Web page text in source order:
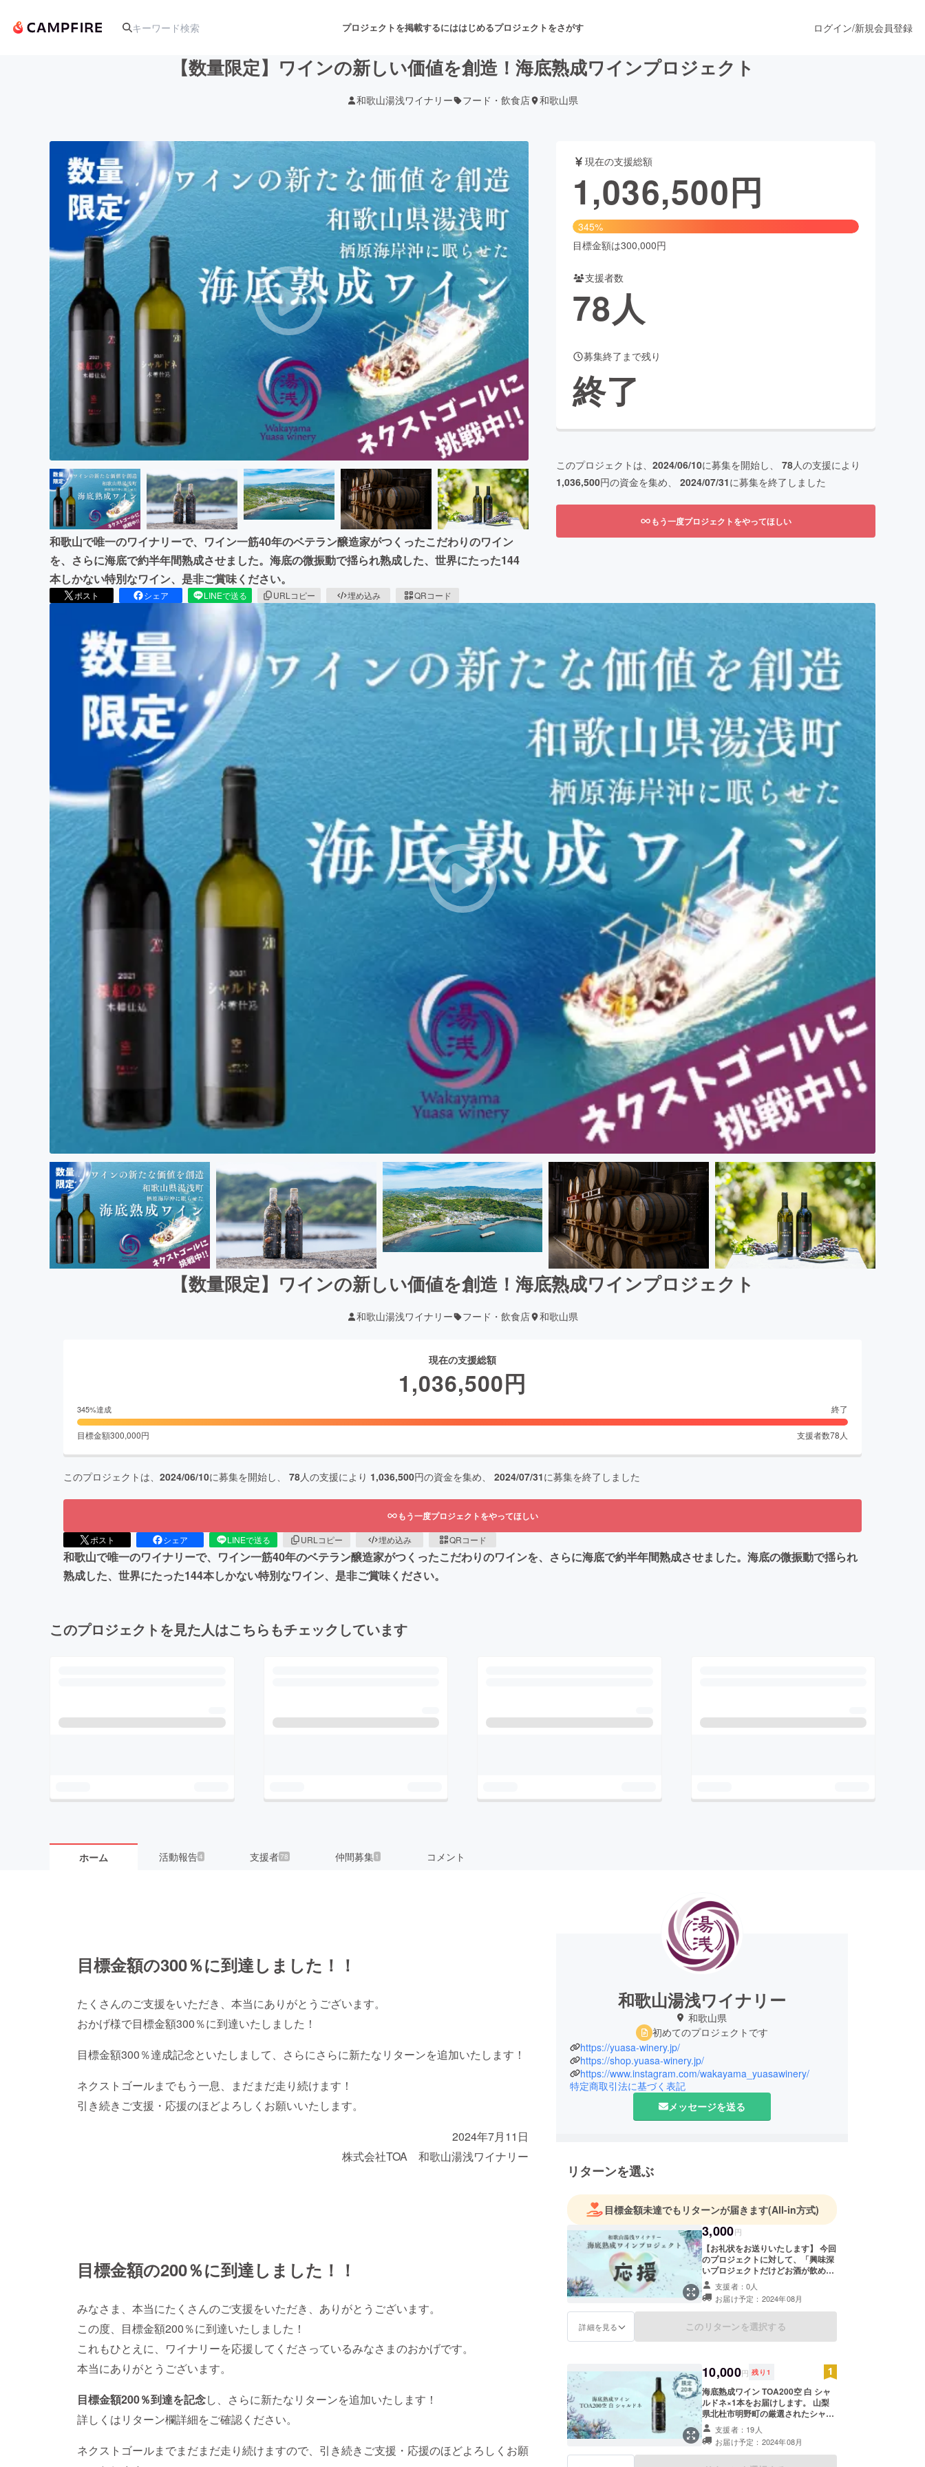
プロジェクトを掲載するにははじめるプロジェクトをさがす
アート・写真 音楽 舞台・パフォーマンス
テクノロジー・ガジェット ゲーム・サービス開発 フード・飲食店 ファッション
映像・映画 書籍・雑誌出版 アニメ・漫画
ビジネス・起業 チャレンジ ビューティー・ヘルスケア
CAMPFIRE for Social Good CAMPFIRE Creation
CAMPFIREふるさと納税machi-yaコミュニティ
ログイン/新規会員登録
【数量限定】ワインの新しい価値を創造！海底熟成ワインプロジェクト
和歌山湯浅ワイナリー フード・飲食店 和歌山県
和歌山で唯一のワイナリーで、ワイン一筋40年のベテラン醸造家がつくったこだわりのワイン
を、さらに海底で約半年間熟成させました。海底の微振動で揺られ熟成した、世界にたった144
本しかない特別なワイン、是非ご賞味ください。
ポスト シェア LINEで送る URLコピー 埋め込み QRコード
現在の支援総額
1,036,500円
345%
目標金額は300,000円
支援者数
78人
募集終了まで残り
終了
このプロジェクトは、 2024/06/10に募集を開始し、 78人の支援により
1,036,500円の資金を集め、 2024/07/31に募集を終了しました
もう一度プロジェクトをやってほしい
【数量限定】ワインの新しい価値を創造！海底熟成ワインプロジェクト
和歌山湯浅ワイナリー フード・飲食店 和歌山県
現在の支援総額
1,036,500円
345%達成 終了
目標金額300,000円 支援者数78 人
このプロジェクトは、 2024/06/10に募集を開始し、 78人の支援により 1,036,500円の資金を集め、 2024/07/31に募集を終了しました
もう一度プロジェクトをやってほしい
ポスト シェア LINEで送る URLコピー 埋め込み QRコード
和歌山で唯一のワイナリーで、ワイン一筋40年のベテラン醸造家がつくったこだわりのワインを、さらに海底で約半年間熟成させました。海底の微振動で揺られ
熟成した、世界にたった144本しかない特別なワイン、是非ご賞味ください。
このプロジェクトを見た人はこちらもチェックしています
ホーム 活動報告4 支援者78 仲間募集 1 コメント
目標金額の300％に到達しました！！
たくさんのご支援をいただき、本当にありがとうございます。
おかげ様で目標金額300％に到達いたしました！
目標金額300％達成記念といたしまして、さらにさらに新たなリターンを追加いたします！
ネクストゴールまでもう一息、まだまだ走り続けます！
引き続きご支援・応援のほどよろしくお願いいたします。
2024年7月11日
株式会社TOA 和歌山湯浅ワイナリー
目標金額の200％に到達しました！！
みなさま、本当にたくさんのご支援をいただき、ありがとうございます。
この度、目標金額200％に到達いたしました！
これもひとえに、ワイナリーを応援してくださっているみなさまのおかげです。
本当にありがとうございます。
目標金額200％到達を記念し、さらに新たなリターンを追加いたします！
詳しくはリターン欄詳細をご確認ください。
ネクストゴールまでまだまだ走り続けますので、引き続きご支援・応援のほどよろしくお願
和歌山湯浅ワイナリー
和歌山県
初めてのプロジェクトです
https://yuasa-winery.jp/
https://shop.yuasa-winery.jp/
https://www.instagram.com/wakayama_yuasawinery/
特定商取引法に基づく表記
メッセージを送る
リターンを選ぶ
目標金額未達でもリターンが届きます(All-in方式)
3,000円
【お礼状をお送りいたします】 今回
のプロジェクトに対して、「興味深
いプロジェクトだけどお酒が飲めな
い…」「和歌山湯浅ワイナリーを
もっと知りたい！」というみなさま
へ。 ※支援額は3,000から自由に設
定できるようになっておりますの
で、もしよろしければ1円でも多く
支援者：0人
お届け予定：2024年08月
詳細を見る このリターンを選択する
10,000円 残り 1
海底熟成ワイン TOA200空 白 シャ
ルドネ×1本をお届けします。 山梨
県北杜市明野町の厳選されたシャル
ドネをフレンチオークの木樽で発
酵・熟成させた、オール木樽仕込み
のワインです。15ヶ月、ゆっくりと
時間をかけて熟成させたこだわりの
支援者：19人
お届け予定：2024年08月